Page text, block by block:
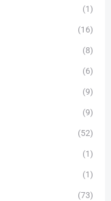
(1)
(16)
(8)
(6)
(9)
(9)
(52)
(1)
(1)
(73)